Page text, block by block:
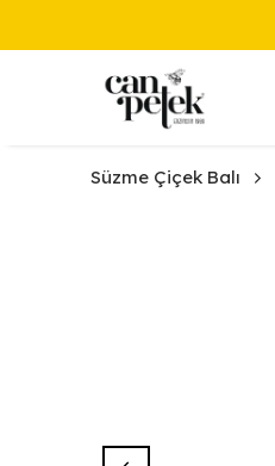
Süzme Çiçek Balı